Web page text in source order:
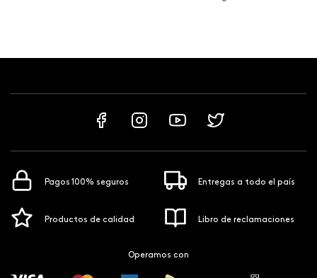
Pagos 100% seguros Entregas a todo el país
Productos de calidad Libro de reclamaciones
Operamos con